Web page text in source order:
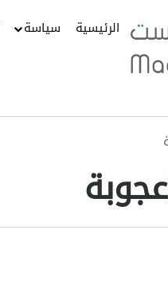
الرئيسية سياسة